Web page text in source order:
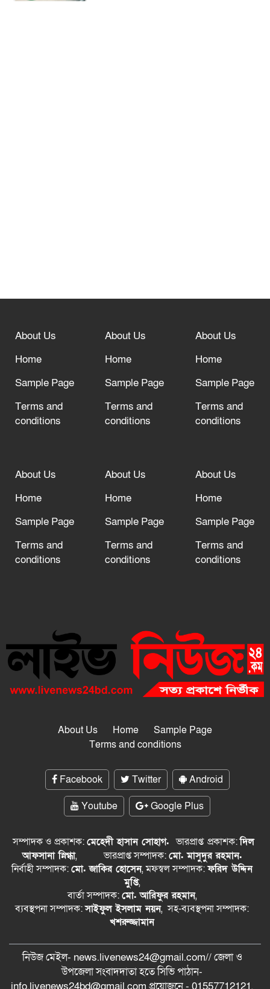
পালিত
About Us
Home
Sample Page
Terms and
conditions
About Us
Home
Sample Page
Terms and
conditions
About Us
Home
Sample Page
Terms and
conditions
About Us
Home
Sample Page
Terms and
conditions
About Us
Home
Sample Page
Terms and
conditions
About Us
Home
Sample Page
Terms and
conditions
About Us Home
Sample Page
Terms and conditions
Facebook Twitter
Android
Youtube
Google Plus
সম্পাদক ও প্রকাশক:মেহেদী হাসান সোহাগ.ভারপ্রাপ্ত প্রকাশক:দিল
আফসানা স্নিগ্ধা, ভারপ্রাপ্ত সম্পাদক:মো. মাসুদুর রহমান.
নির্বাহী সম্পাদক:মো. জাকির হোসেন, মফস্বল সম্পাদক:ফরিদ উদ্দিন
মুপ্তি,
বার্তা সম্পাদক:মো. আরিফুর রহমান,
ব্যবস্থপনা সম্পাদক:সাইফুল ইসলাম নয়ন, সহ-ব্যবস্থপনা সম্পাদক:
খশরুজ্জামান
নিউজ মেইল- news.livenews24@gmail.com// জেলা ও
‍উপজেলা সংবাদদাতা হতে সিভি পাঠান-
info.livenews24bd@gmail.com প্রয়োজনে - 01557712121,